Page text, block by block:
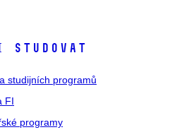
STUDOVAT
studijních programů
FI
programy